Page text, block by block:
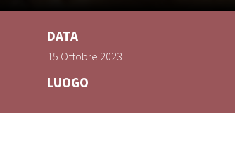
DATA
15 Ottobre 2023
LUOGO